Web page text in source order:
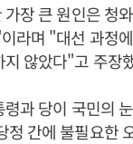
장 큰 원인은 청
라며 "대선 과정
않았다"고 주장
과 당이 국민의
정 간에 불필요한